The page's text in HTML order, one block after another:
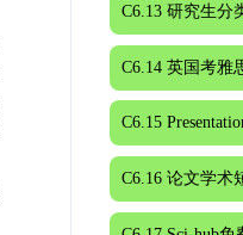
C6.13 研究生分
C6.14 英国考雅
C6.15
C6.16 论文学术